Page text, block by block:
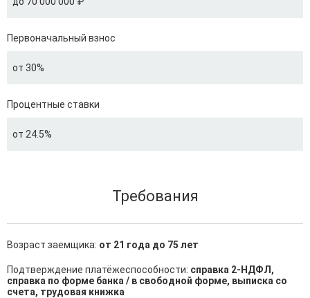
Первоначальный взнос
от 30%
Процентные ставки
от 24.5%
Требования
Возраст заемщика: от 21 года до 75 лет
Подтверждение платёжеспособности: справка 2-НДФЛ,
справка по форме банка / в свободной форме, выписка со
счета, трудовая книжка